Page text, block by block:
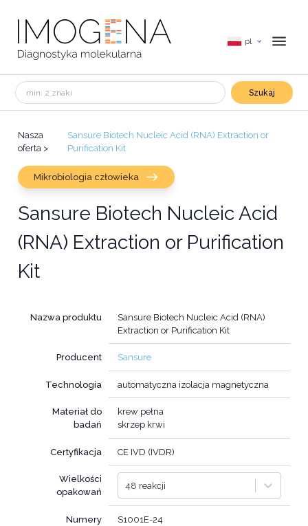
pl
Szukaj
Nasza
oferta >
Sansure Biotech Nucleic Acid (RNA) Extraction or
Purification Kit
Mikrobiologia człowieka
Sansure Biotech Nucleic Acid
(RNA) Extraction or Purification
Kit
Nazwa produktu
Sansure Biotech Nucleic Acid (RNA)
Extraction or Purification Kit
Producent Sansure
Technologia automatyczna izolacja magnetyczna
Materiał do
badań
krew pełna
skrzep krwi
Certyfikacja CE IVD (IVDR)
Wielkości
opakowań
48 reakcji
Numery
S1001E-24